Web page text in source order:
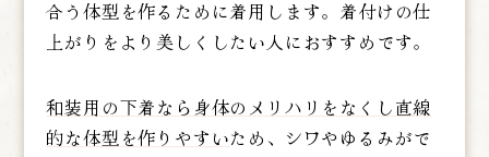
合う体型を作るために着用します。着付けの仕
上がりをより美しくしたい人におすすめです。
和装用の下着なら身体のメリハリをなくし直線
的な体型を作りやすいため、シワやゆるみがで